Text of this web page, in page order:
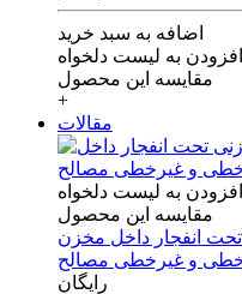
اضافه به سبد خرید
افزودن به لیست دلخواه
مقایسه این محصول
+
مقالات
افزودن به لیست دلخواه
مقایسه این محصول
تحت انفجار داخل مخزن
خطی و غیرخطی مصالح
رایگان